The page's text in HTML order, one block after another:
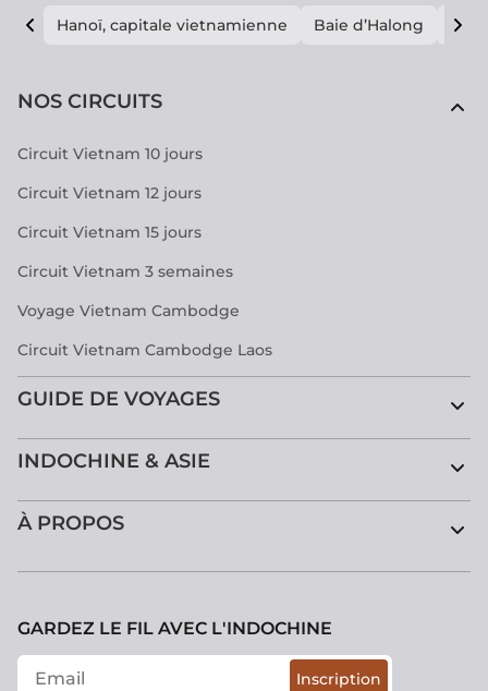
Hanoï, capitale vietnamienne Baie d’Halong E
NOS CIRCUITS
Circuit Vietnam 10 jours
Circuit Vietnam 12 jours
Circuit Vietnam 15 jours
Circuit Vietnam 3 semaines
Voyage Vietnam Cambodge
Circuit Vietnam Cambodge Laos
GUIDE DE VOYAGES
INDOCHINE & ASIE
À PROPOS
GARDEZ LE FIL AVEC L'INDOCHINE
Inscription